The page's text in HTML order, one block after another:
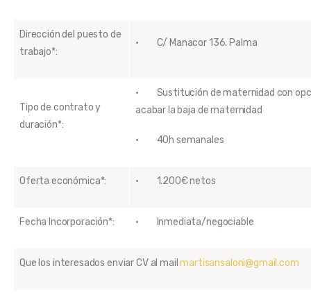
Dirección del puesto de
trabajo*:
· C/ Manacor 136. Palma
Tipo de contrato y
duración*:
· Sustitución de maternidad con
acabar la baja de maternidad
· 40h semanales
Oferta económica*: · 1.200€ netos
Fecha Incorporación*: · Inmediata/negociable
Que los interesados enviar CV al mailmartisansaloni@gmail.com